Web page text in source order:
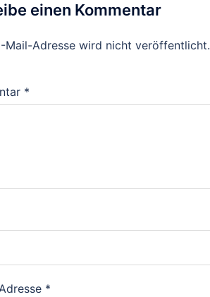
einen Kommentar
Mail-Adresse wird nicht veröffentlicht.
*
*